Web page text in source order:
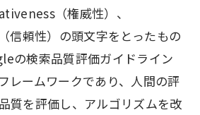
（権威性）、
頼性）の頭文字をとったもの
の検索品質評価ガイドライン
レームワークであり、人間の評
質を評価し、アルゴリズムを改